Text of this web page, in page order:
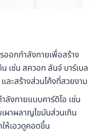
ออกกำลังกายเพื่อสร้าง
เช่น สควอท ลันจ์ บาร์เบล
ละสร้างส่วนโค้งที่สวยงาม
ลังกายแบบคาร์ดิโอ เช่น
ผาผลาญไขมันส่วนเกิน
ห้เอวดูคอดขึ้น